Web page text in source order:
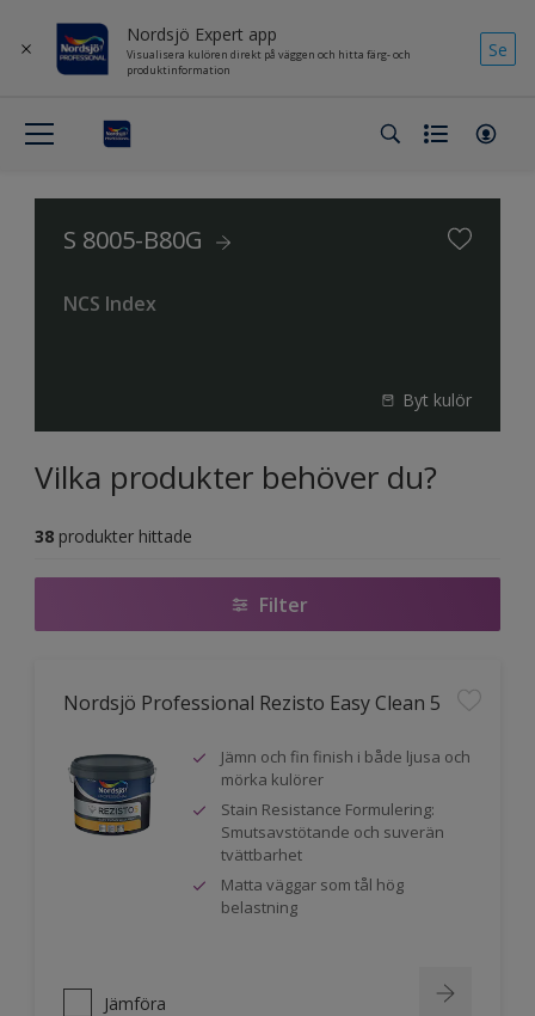
Nordsjö Expert app
Visualisera kulören direkt på väggen och hitta färg- och
produktinformation
Se
S 8005-B80G
NCS Index
Byt kulör
Vilka produkter behöver du?
38 produkter hittade
Filter
Nordsjö Professional Rezisto Easy Clean 5
Jämn och fin finish i både ljusa och
mörka kulörer
Stain Resistance Formulering:
Smutsavstötande och suverän
tvättbarhet
Matta väggar som tål hög
belastning
Jämföra